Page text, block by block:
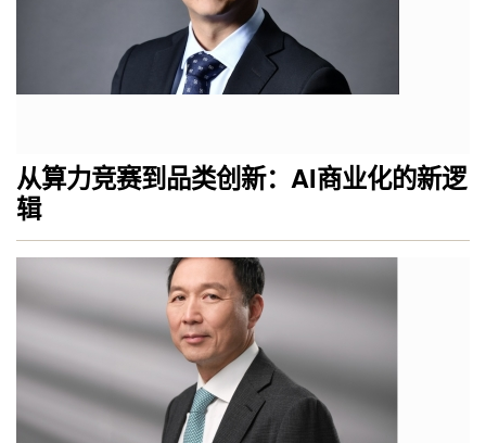
从算力竞赛到品类创新：AI商业化的新逻
辑